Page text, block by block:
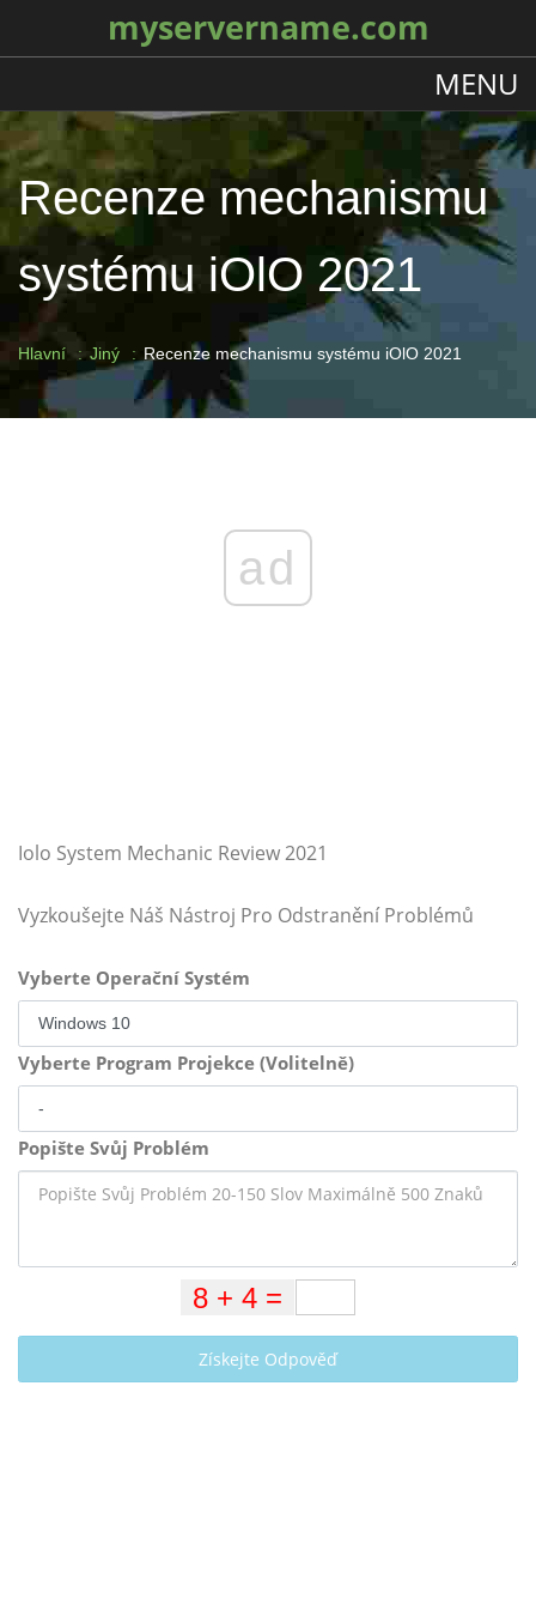
myservername.com
MENU
Recenze mechanismu
systému iOlO 2021
Hlavní Jiný Recenze mechanismu systému iOlO 2021
ad
Iolo System Mechanic Review 2021
Vyzkoušejte Náš Nástroj Pro Odstranění Problémů
Vyberte Operační Systém
Vyberte Program Projekce (Volitelně)
Popište Svůj Problém
Získejte Odpověď